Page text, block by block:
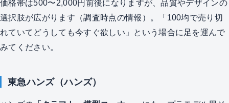
価格帯は500〜2,000円前後になりますが、品質やデザインの
選択肢が広がります（調査時点の情報）。「100均で売り切
れていてどうしても今すぐ欲しい」という場合に足を運んで
みてください。
東急ハンズ（ハンズ）